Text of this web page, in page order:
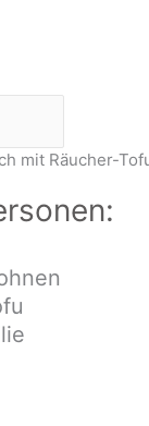
mit Räucher-